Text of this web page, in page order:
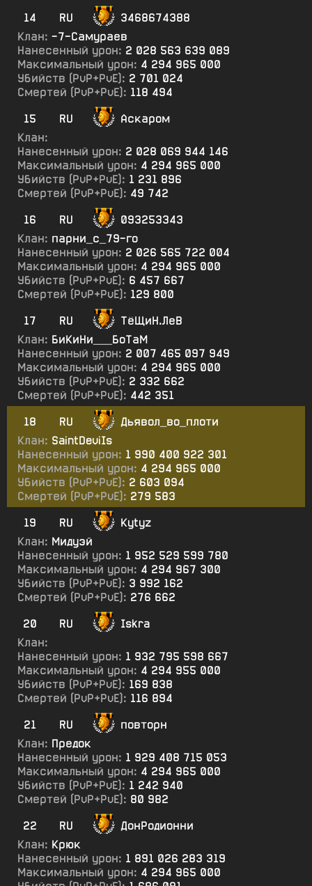
14
RU
3468674388
Клан: -7-Самураев
Нанесенный урон: 2 028 563 639 089
Максимальный урон: 4 294 965 000
Убийств (PvP+PvE): 2 701 024
Смертей (PvP+PvE): 118 494
15
RU
Аскаром
Клан:
Нанесенный урон: 2 028 069 944 146
Максимальный урон: 4 294 965 000
Убийств (PvP+PvE): 1 231 896
Смертей (PvP+PvE): 49 742
16
RU
093253343
Клан: парни_с_79-го
Нанесенный урон: 2 026 565 722 004
Максимальный урон: 4 294 965 000
Убийств (PvP+PvE): 6 457 667
Смертей (PvP+PvE): 129 800
17
RU
ТёЩиН.ЛеВ
Клан: БиКиНи___БоТаМ
Нанесенный урон: 2 007 465 097 949
Максимальный урон: 4 294 965 000
Убийств (PvP+PvE): 2 332 662
Смертей (PvP+PvE): 442 351
18
RU
Дьявол_во_плоти
Клан: SaintDeviIs
Нанесенный урон: 1 990 400 922 301
Максимальный урон: 4 294 965 000
Убийств (PvP+PvE): 2 603 094
Смертей (PvP+PvE): 279 583
19
RU
Kytyz
Клан: Мидуэй
Нанесенный урон: 1 952 529 599 780
Максимальный урон: 4 294 967 300
Убийств (PvP+PvE): 3 992 162
Смертей (PvP+PvE): 276 662
20
RU
Iskra
Клан:
Нанесенный урон: 1 932 795 598 667
Максимальный урон: 4 294 955 000
Убийств (PvP+PvE): 169 838
Смертей (PvP+PvE): 116 894
21
RU
повторн
Клан: Предок
Нанесенный урон: 1 929 408 715 053
Максимальный урон: 4 294 965 000
Убийств (PvP+PvE): 1 242 940
Смертей (PvP+PvE): 80 982
22
RU
ДонРодионни
Клан: Крюк
Нанесенный урон: 1 891 026 283 319
Максимальный урон: 4 294 965 000